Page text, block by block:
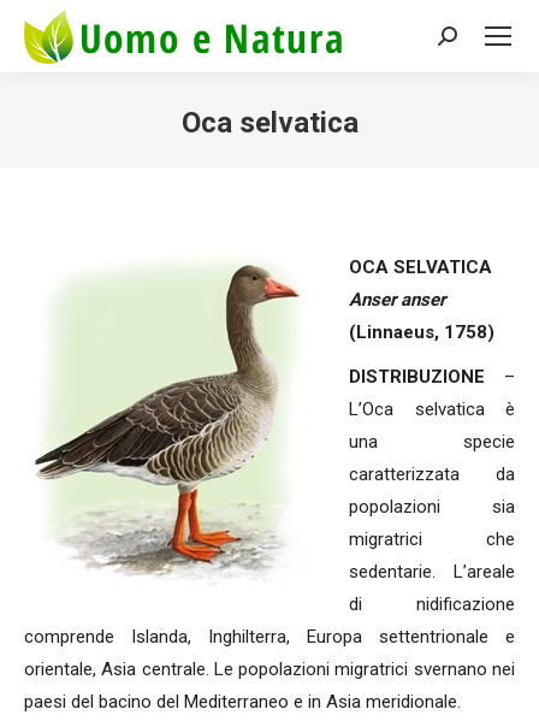
Search:
Oca selvatica
OCA SELVATICA
Anser anser
(Linnaeus, 1758)
DISTRIBUZIONE –
L’Oca selvatica è
una specie
caratterizzata da
popolazioni sia
migratrici che
sedentarie. L’areale
di nidificazione
comprende Islanda, Inghilterra, Europa settentrionale e
orientale, Asia centrale. Le popolazioni migratrici svernano nei
paesi del bacino del Mediterraneo e in Asia meridionale.